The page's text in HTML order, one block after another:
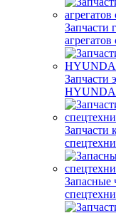
Запчасти
Запчасти
Запчасти
Запасные